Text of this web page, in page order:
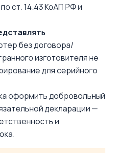
ст. 14.43 КоАП РФ и
без договора/
изготовителя не
для серийного
оформить добровольный
декларации —
и